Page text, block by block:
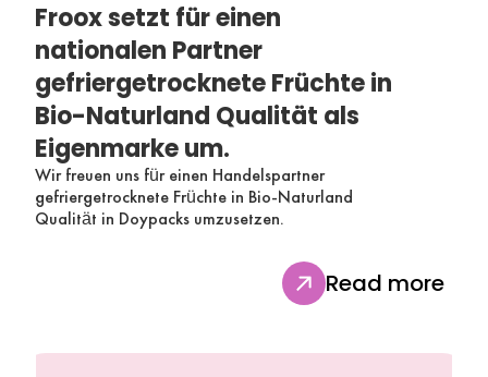
Froox setzt für einen
nationalen Partner
gefriergetrocknete Früchte in
Bio-Naturland Qualität als
Eigenmarke um.
Wir freuen uns für einen Handelspartner
gefriergetrocknete Früchte in Bio-Naturland
Qualität in Doypacks umzusetzen.
Read more